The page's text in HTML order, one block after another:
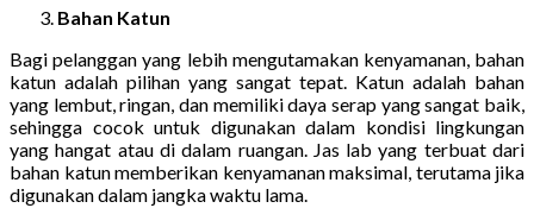
Bahan Katun
Bagi pelanggan yang lebih mengutamakan kenyamanan, bahan
katun adalah pilihan yang sangat tepat. Katun adalah bahan
yang lembut, ringan, dan memiliki daya serap yang sangat baik,
sehingga cocok untuk digunakan dalam kondisi lingkungan
yang hangat atau di dalam ruangan. Jas lab yang terbuat dari
bahan katun memberikan kenyamanan maksimal, terutama jika
digunakan dalam jangka waktu lama.